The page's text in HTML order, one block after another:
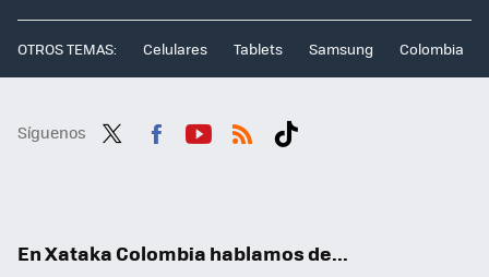
OTROS TEMAS: Celulares Tablets Samsung Colombia
Síguenos
En Xataka Colombia hablamos de...